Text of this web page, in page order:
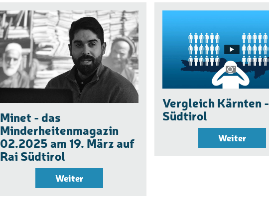
Minet - das
Minderheitenmagazin
02.2025 am 19. März auf
Rai Südtirol
Weiter
Vergleich Kärnten -
Südtirol
Weiter